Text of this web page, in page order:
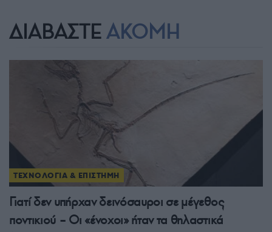
ΔΙΑΒΑΣΤΕ ΑΚΟΜΗ
ΤΕΧΝΟΛΟΓΙΑ & ΕΠΙΣΤΗΜΗ
Γιατί δεν υπήρχαν δεινόσαυροι σε μέγεθος
ποντικιού – Οι «ένοχοι» ήταν τα θηλαστικά